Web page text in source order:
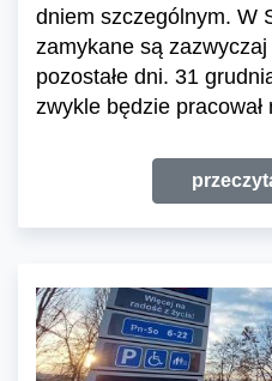
dniem szczególnym. W
zamykane są
pozostałe dni. 31
zwykle będzie pracował